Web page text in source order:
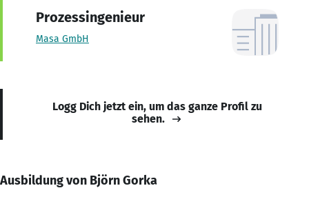
Prozessingenieur
Masa GmbH
Logg Dich jetzt ein, um das ganze Profil zu
sehen.
Ausbildung von Björn Gorka